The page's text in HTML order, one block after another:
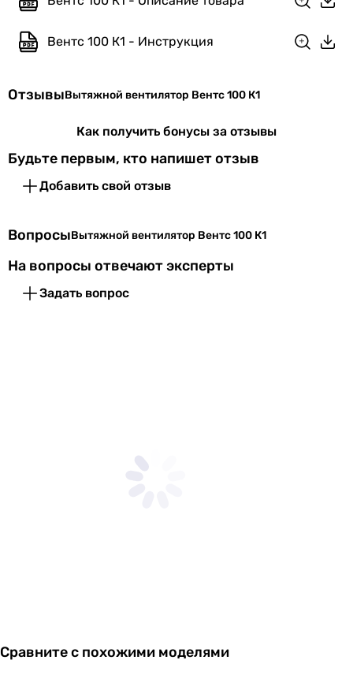
упаковке
упаковке
Вес в упаковке 0.53 кг
Гарантия
Увидели ошибку в описании или характеристиках?
Сообщите нам об этом!
Вентс 100 К1 - Инструкция
ОтзывыВытяжной вентилятор Вентс 100 К1
Как получить бонусы за отзывы
Будьте первым, кто напишет отзыв
Добавить свой отзыв
ВопросыВытяжной вентилятор Вентс 100 К1
На вопросы отвечают эксперты
Задать вопрос
Сравните с похожими моделями